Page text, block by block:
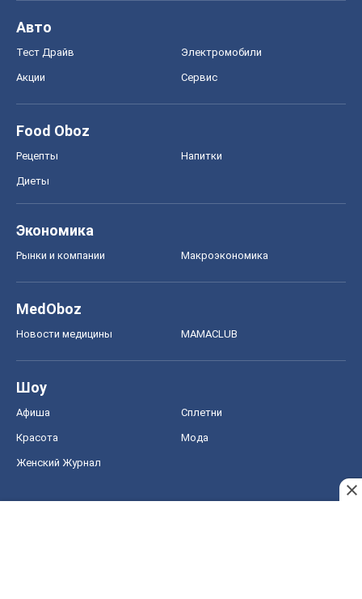
Авто
Тест Драйв Электромобили
Акции Сервис
Food Oboz
Рецепты Напитки
Диеты
Экономика
Рынки и компании Mакроэкономика
MedOboz
Новости медицины MAMACLUB
Шоу
Афиша Сплетни
Красота Мода
Женский Журнал